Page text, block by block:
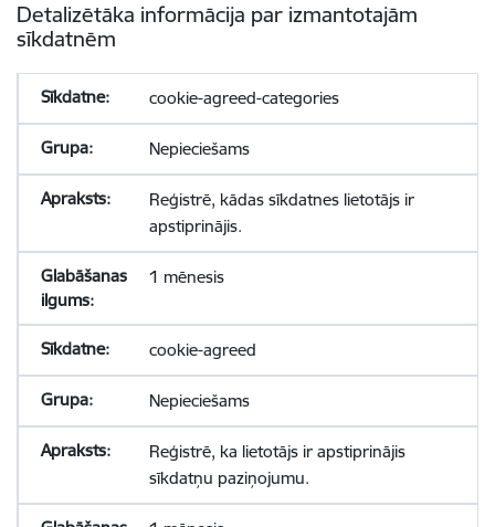
Detalizētāka informācija par izmantotajām
sīkdatnēm
cookie-agreed-categories
Nepieciešams
Reģistrē, kādas sīkdatnes lietotājs ir
apstiprinājis.
1 mēnesis
cookie-agreed
Nepieciešams
Reģistrē, ka lietotājs ir apstiprinājis
sīkdatņu paziņojumu.